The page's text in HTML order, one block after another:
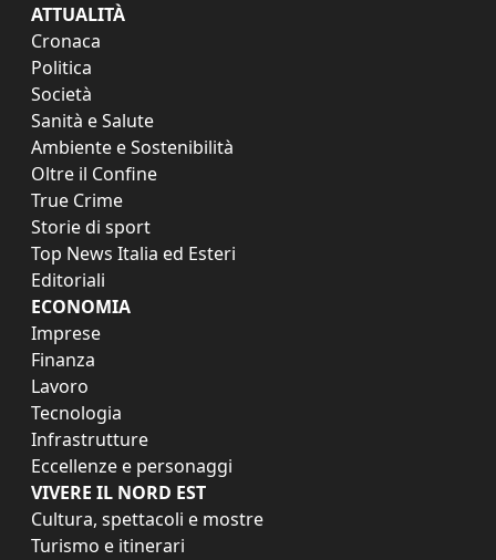
ATTUALITÀ
Cronaca
Politica
Società
Sanità e Salute
Ambiente e Sostenibilità
Oltre il Confine
True Crime
Storie di sport
Top News Italia ed Esteri
Editoriali
ECONOMIA
Imprese
Finanza
Lavoro
Tecnologia
Infrastrutture
Eccellenze e personaggi
VIVERE IL NORD EST
Cultura, spettacoli e mostre
Turismo e itinerari